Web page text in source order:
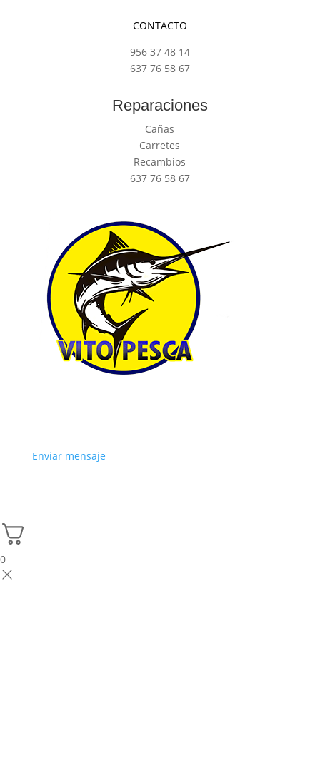
CONTACTO
956 37 48 14
637 76 58 67
Reparaciones
Cañas
Carretes
Recambios
637 76 58 67
Enviar mensaje
0